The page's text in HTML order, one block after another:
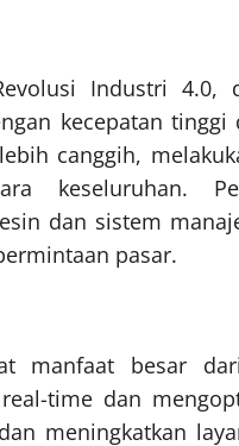
Industri 4.0,
kecepatan
canggih,
keseluruhan.
dan sistem
pasar.
manfaat besar
time dan
meningkatkan